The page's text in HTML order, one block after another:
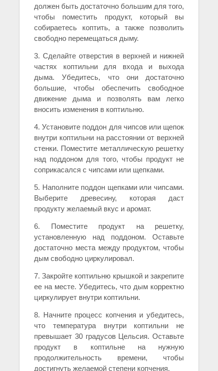
должен быть достаточно большим для того,
чтобы поместить продукт, который вы
собираетесь коптить, а также позволить
свободно перемещаться дыму.
3. Сделайте отверстия в верхней и нижней
частях коптильни для входа и выхода
дыма. Убедитесь, что они достаточно
большие, чтобы обеспечить свободное
движение дыма и позволять вам легко
вносить изменения в коптильню.
4. Установите поддон для чипсов или щепок
внутри коптильни на расстоянии от верхней
стенки. Поместите металлическую решетку
над поддоном для того, чтобы продукт не
соприкасался с чипсами или щепками.
5. Наполните поддон щепками или чипсами.
Выберите древесину, которая даст
продукту желаемый вкус и аромат.
6. Поместите продукт на решетку,
установленную над поддоном. Оставьте
достаточно места между продуктом, чтобы
дым свободно циркулировал.
7. Закройте коптильню крышкой и закрепите
ее на месте. Убедитесь, что дым корректно
циркулирует внутри коптильни.
8. Начните процесс копчения и убедитесь,
что температура внутри коптильни не
превышает 30 градусов Цельсия. Оставьте
продукт в коптильне на нужную
продолжительность времени, чтобы
достигнуть желаемой степени копчения.